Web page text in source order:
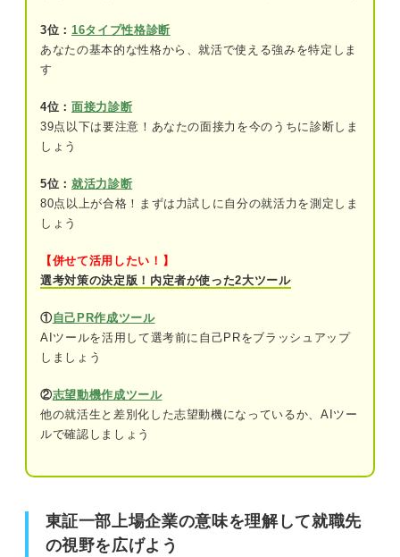
る
①プライム市場：東証一部の企業が移行
JASDAQ企業が移行
年収アップも目指せる！ 東証一部上場は平均給与
東証一部上場にあたる企業に就職・転職するメリッ
ト
②労働環境が適切に管理されている
⑤企業規模が大きいからこその経験と実績
3位： 16タイプ性格診断
あなたの基本的な性格から、就活で使える強みを特定しま
す
4位： 面接力診断
39点以下は要注意！あなたの面接力を今のうちに診断しま
しょう
5位： 就活力診断
80点以上が合格！まずは力試しに自分の就活力を測定しま
しょう
【併せて活用したい！】
選考対策の決定版！内定者が使った2大ツール
①自己PR作成ツール
AIツールを活用して選考前に自己PRをブラッシュアップ
しましょう
②志望動機作成ツール
他の就活生と差別化した志望動機になっているか、AIツー
ルで確認しましょう
東証一部上場企業の意味を理解して就職先
の視野を広げよう
う
東証一部上場はすでに廃止？ 「一部上場企業」をわかり
やすく解説！